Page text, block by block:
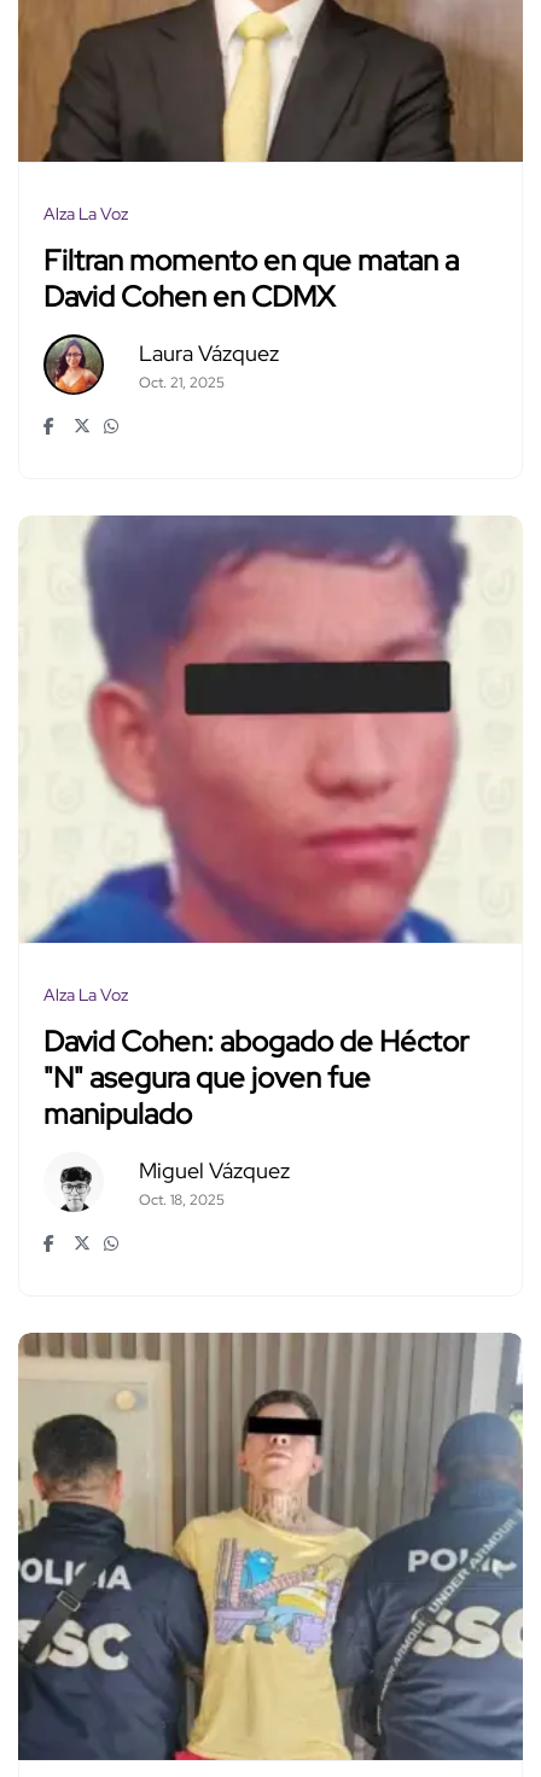
Alza La Voz
Filtran momento en que matan a
David Cohen en CDMX
Laura Vázquez
Oct. 21, 2025
Alza La Voz
David Cohen: abogado de Héctor
"N" asegura que joven fue
manipulado
Miguel Vázquez
Oct. 18, 2025